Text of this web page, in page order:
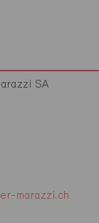
SA
marazzi.ch